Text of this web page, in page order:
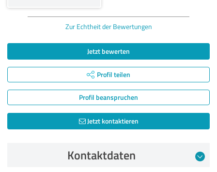
Zur Echtheit der Bewertungen
Jetzt bewerten
Profil teilen
Profil beanspruchen
Jetzt kontaktieren
Kontaktdaten